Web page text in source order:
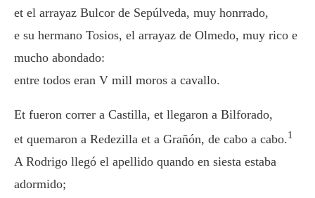
et el arrayaz Bulcor de Sepúlveda, muy honrrado,
e su hermano Tosios, el arrayaz de Olmedo, muy rico e
mucho abondado:
entre todos eran V mill moros a cavallo.
Et fueron correr a Castilla, et llegaron a Bilforado,
et quemaron a Redezilla et a Grañón, de cabo a cabo.1
A Rodrigo llegó el apellido quando en siesta estaba
adormido;